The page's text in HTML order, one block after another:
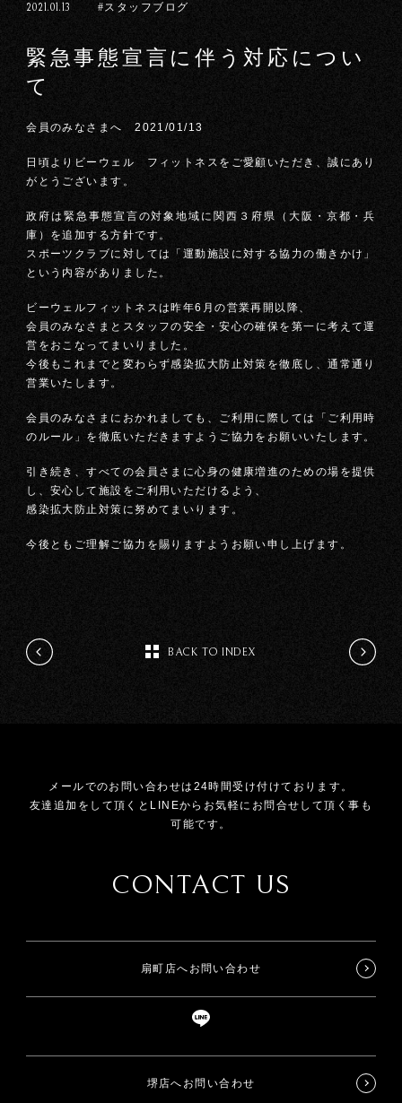
2021.01.13
#スタッフブログ
緊急事態宣言に伴う対応につい
て
会員のみなさまへ 2021/01/13
日頃よりビーウェル フィットネスをご愛顧いただき、誠にあり
がとうございます。
政府は緊急事態宣言の対象地域に関西３府県（大阪・京都・兵
庫）を追加する方針です。
スポーツクラブに対しては「運動施設に対する協力の働きかけ」
という内容がありました。
ビーウェルフィットネスは昨年6月の営業再開以降、
会員のみなさまとスタッフの安全・安心の確保を第一に考えて運
営をおこなってまいりました。
今後もこれまでと変わらず感染拡大防止対策を徹底し、通常通り
営業いたします。
会員のみなさまにおかれましても、ご利用に際しては「ご利用時
のルール」を徹底いただきますようご協力をお願いいたします。
引き続き、すべての会員さまに心身の健康増進のための場を提供
し、安心して施設をご利用いただけるよう、
感染拡大防止対策に努めてまいります。
今後ともご理解ご協力を賜りますようお願い申し上げます。
BACK TO INDEX
メールでのお問い合わせは24時間受け付けております。
友達追加をして頂くとLINEからお気軽にお問合せして頂く事も
可能です。
CONTACT US
扇町店へお問い合わせ
堺店へお問い合わせ